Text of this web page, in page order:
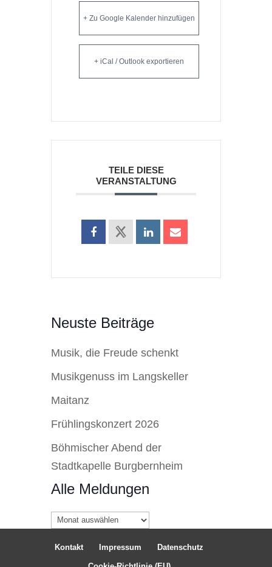
+ Zu Google Kalender hinzufügen
+ iCal / Outlook exportieren
TEILE DIESE
VERANSTALTUNG
Neuste Beiträge
Musik, die Freude schenkt
Musikgenuss im Langskeller
Maitanz
Frühlingskonzert 2026
Böhmischer Abend der
Stadtkapelle Burgbernheim
Alle Meldungen
Alle
Kontakt Impressum Datenschutz